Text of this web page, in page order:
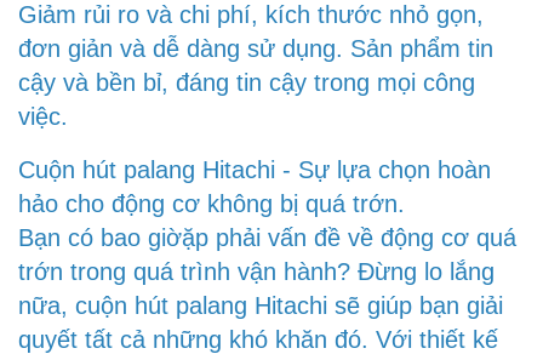
Giảm rủi ro và chi phí, kích thước nhỏ gọn,
đơn giản và dễ dàng sử dụng. Sản phẩm tin
cậy và bền bỉ, đáng tin cậy trong mọi công
việc.
Cuộn hút palang Hitachi - Sự lựa chọn hoàn
hảo cho động cơ không bị quá trớn.
Bạn có bao giờặp phải vấn đề về động cơ quá
trớn trong quá trình vận hành? Đừng lo lắng
nữa, cuộn hút palang Hitachi sẽ giúp bạn giải
quyết tất cả những khó khăn đó. Với thiết kế